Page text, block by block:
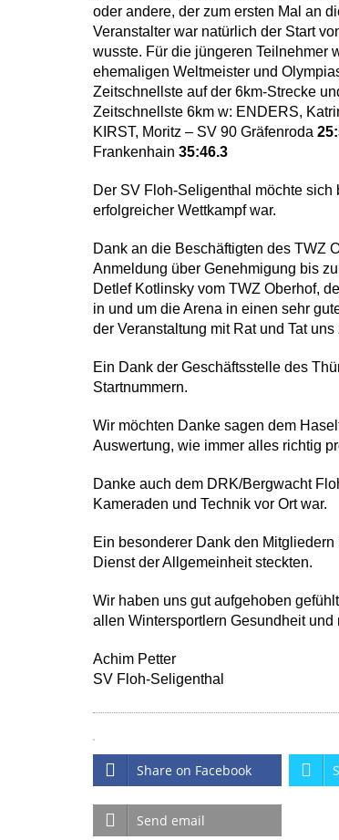
oder andere, der zum ersten Mal an
Veranstalter war natürlich der Start
wusste. Für die jüngeren Teilnehmer
ehemaligen Weltmeister und
Zeitschnellste auf der 6km-Strecke
Zeitschnellste 6km w: ENDERS,
KIRST, Moritz – SV 90 Gräfenroda
Frankenhain 35:46.3
Der SV Floh-Seligenthal möchte
erfolgreicher Wettkampf war.
Dank an die Beschäftigten des TWZ
Anmeldung über Genehmigung bis
Detlef Kotlinsky vom TWZ Oberhof,
in und um die Arena in einen sehr
der Veranstaltung mit Rat und Tat
Ein Dank der Geschäftsstelle des
Startnummern.
Wir möchten Danke sagen dem
Auswertung, wie immer alles richtig
Danke auch dem DRK/Bergwacht
Kameraden und Technik vor Ort war.
Ein besonderer Dank den
Dienst der Allgemeinheit steckten.
Wir haben uns gut aufgehoben
allen Wintersportlern Gesundheit
Achim Petter
SV Floh-Seligenthal
Share on Facebook
Send email